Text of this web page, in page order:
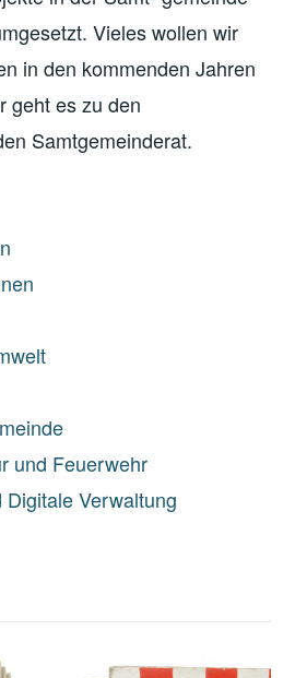
Vieles wollen wir
in den kommenden Jahren
geht es zu den
Samtgemeinderat.
und Feuerwehr
Verwaltung